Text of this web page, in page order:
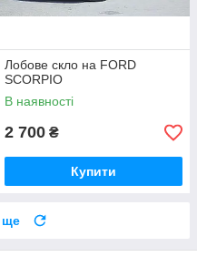
Лобове скло на FORD
SCORPIO
В наявності
2 700 ₴
Купити
ще